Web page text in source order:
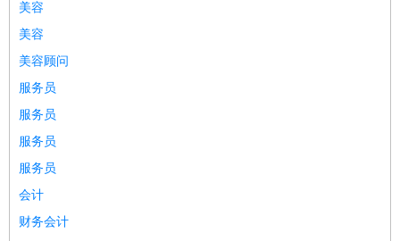
美容
美容
美容顾问
服务员
服务员
服务员
服务员
会计
财务会计